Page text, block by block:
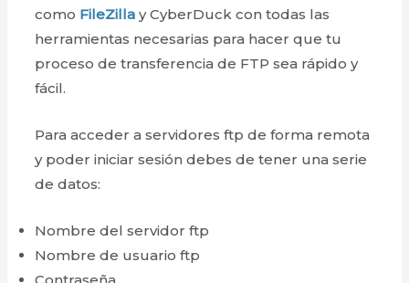
como FileZilla y CyberDuck con todas las
herramientas necesarias para hacer que tu
proceso de transferencia de FTP sea rápido y
fácil.
Para acceder a servidores ftp de forma remota
y poder iniciar sesión debes de tener una serie
de datos:
Nombre del servidor ftp
Nombre de usuario ftp